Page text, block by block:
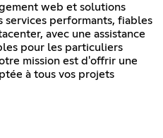
web et solutions
services performants, fiables
avec une assistance
pour les particuliers
mission est d'offrir une
à tous vos projets